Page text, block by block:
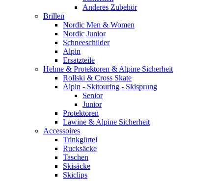
Anderes Zubehör
Brillen
Nordic Men & Women
Nordic Junior
Schneeschilder
Alpin
Ersatzteile
Helme & Protektoren & Alpine Sicherheit
Rollski & Cross Skate
Alpin - Skitouring - Skisprung
Senior
Junior
Protektoren
Lawine & Alpine Sicherheit
Accessoires
Trinkgürtel
Rucksäcke
Taschen
Skisäcke
Skiclips